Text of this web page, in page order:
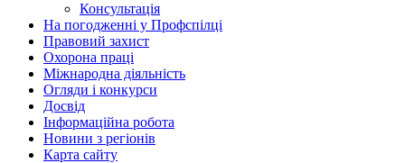
Консультація
На погодженні у Профспілці
Правовий захист
Охорона праці
Міжнародна діяльність
Огляди і конкурси
Досвід
Інформаційна робота
Новини з регіонів
Карта сайту